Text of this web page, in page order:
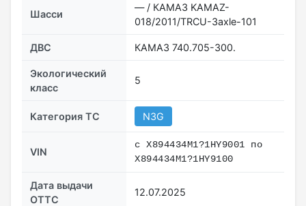
Шасси
— / КАМАЗ KAMAZ-
018/2011/TRСU-3axle-101
ДВС КАМАЗ 740.705-300.
Экологический
класс
5
Категория ТС N3G
VIN
с X894434M1?1HY9001 по
X894434M1?1HY9100
Дата выдачи
ОТТС
12.07.2025